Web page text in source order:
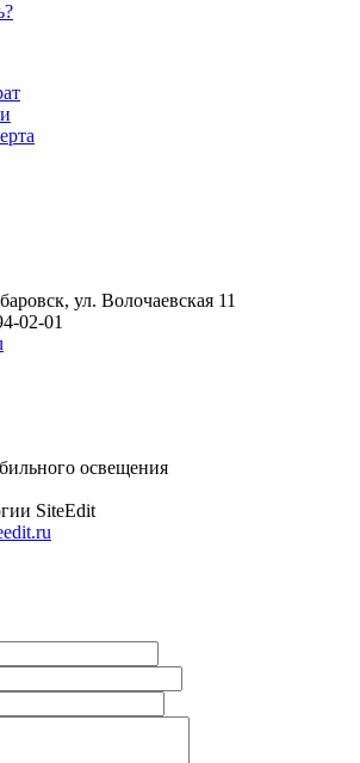
ул. Волочаевская 11
02-01
освещения
SiteEdit